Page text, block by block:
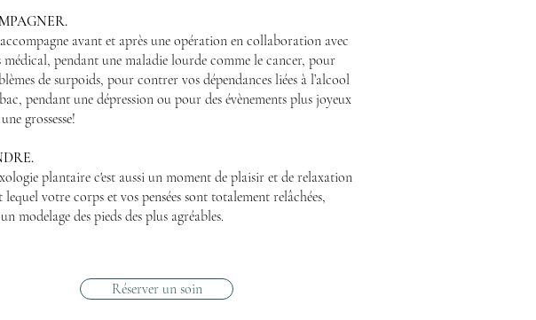
accompagne avant et après une opération en collaboration avec
médical, pendant une maladie lourde comme le cancer, pour
de surpoids, pour contrer vos dépendances liées à l’alcool
pendant une dépression ou pour des évènements plus joyeux
grossesse!
plantaire c'est aussi un moment de plaisir et de relaxation
lequel votre corps et vos pensées sont totalement relâchées,
modelage des pieds des plus agréables.
Réserver un soin